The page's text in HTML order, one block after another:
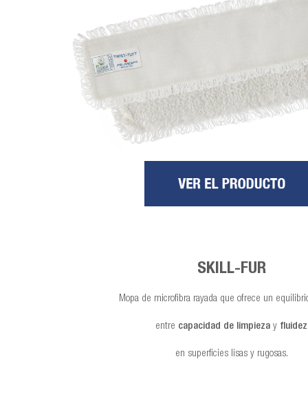
SKILL-FUR
Mopa de microfibra rayada que ofrece un
entre capacidad de limpieza y fluidez
en superficies lisas y rugosas.